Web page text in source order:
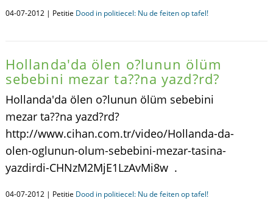
04-07-2012 | Petitie Dood in politiecel: Nu de feiten op tafel!
Hollanda'da ölen o?lunun ölüm
sebebini mezar ta??na yazd?rd?
Hollanda'da ölen o?lunun ölüm sebebini
mezar ta??na yazd?rd?
http://www.cihan.com.tr/video/Hollanda-da-
olen-oglunun-olum-sebebini-mezar-tasina-
yazdirdi-CHNzM2MjE1LzAvMi8w .
04-07-2012 | Petitie Dood in politiecel: Nu de feiten op tafel!